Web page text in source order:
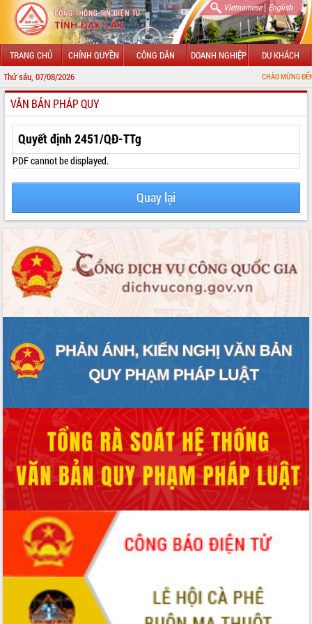
Vietnamese| English
TRANG CHỦ CHÍNH QUYỀN CÔNG DÂN DOANH NGHIỆP DU KHÁCH
Thứ sáu, 07/08/2026 CHÀO MỪNG ĐẾN VỚI
GIỚI THIỆU
LÃNH ĐẠO UBND TỈNH
TIN TỨC SỰ KIỆN
UBND CÁC XÃ, PHƯỜNG
THÔNG TIN CHỈ ĐẠO ĐIỀU HÀNH
HỆ THỐNG VĂN BẢN
VĂN BẢN HĐND TỈNH
QUY HOẠCH - KẾ HOẠCH
VĂN BẢN PHÁP QUY
Quyết định 2451/QĐ-TTg
PDF cannot be displayed.
Quay lại